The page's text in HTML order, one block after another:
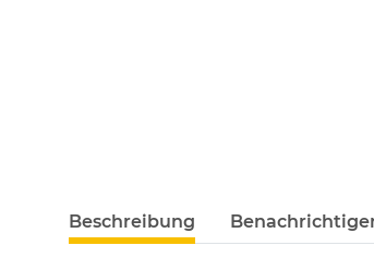
weitere Registerkarten anzeigen
Beschreibung